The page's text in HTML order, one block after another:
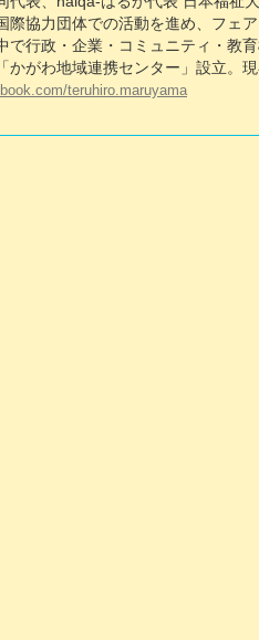
際協力団体での活動を進め、フェ
で行政・企業・コミュニティ・教
かがわ地域連携センター」設立。現
teruhiro.maruyama